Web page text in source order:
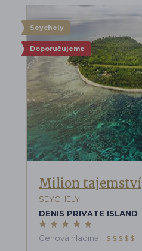
Seychely
Doporučujeme
Milion tajemství
SEYCHELY
DENIS PRIVATE ISLAND
Cenová hladina $ $ $ $ $